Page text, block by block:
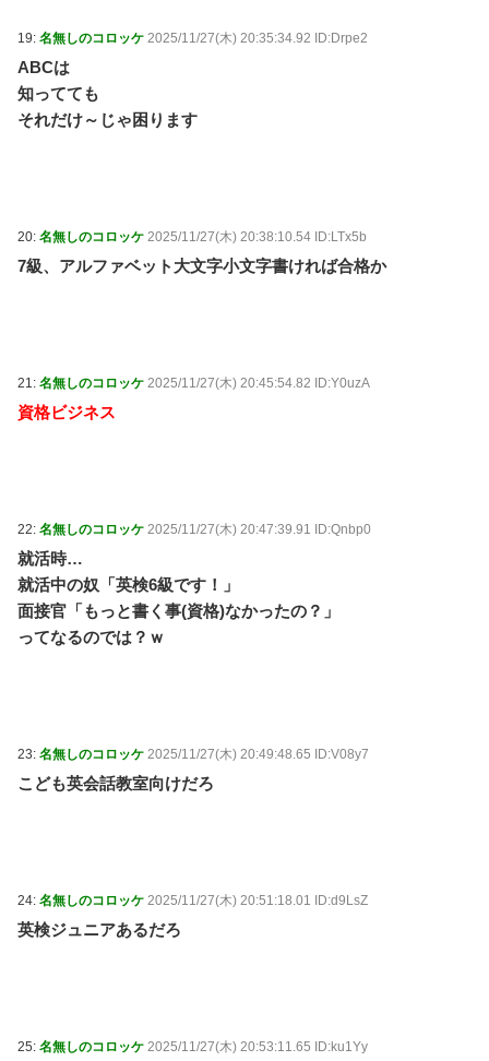
19: 名無しのコロッケ 2025/11/27(木) 20:35:34.92 ID:Drpe2
ABCは
知ってても
それだけ～じゃ困ります
20: 名無しのコロッケ 2025/11/27(木) 20:38:10.54 ID:LTx5b
7級、アルファベット大文字小文字書ければ合格か
21: 名無しのコロッケ 2025/11/27(木) 20:45:54.82 ID:Y0uzA
資格ビジネス
22: 名無しのコロッケ 2025/11/27(木) 20:47:39.91 ID:Qnbp0
就活時…
就活中の奴「英検6級です！」
面接官「もっと書く事(資格)なかったの？」
ってなるのでは？ｗ
23: 名無しのコロッケ 2025/11/27(木) 20:49:48.65 ID:V08y7
こども英会話教室向けだろ
24: 名無しのコロッケ 2025/11/27(木) 20:51:18.01 ID:d9LsZ
英検ジュニアあるだろ
25: 名無しのコロッケ 2025/11/27(木) 20:53:11.65 ID:ku1Yy